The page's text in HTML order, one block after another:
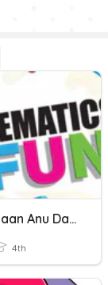
Penggunaan Anu Dalam Penambahan.
4th